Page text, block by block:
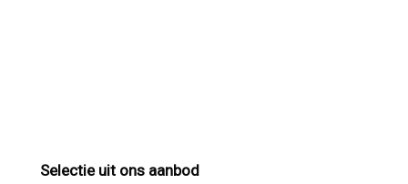
Selectie uit ons aanbod